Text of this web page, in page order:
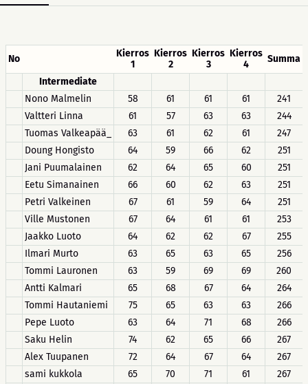
No
Kierros
1
Kierros
2
Kierros
3
Kierros
4
Summa
Intermediate
Nono Malmelin
58 61 61 61
241
Valtteri Linna
61 57 63 63
244
Tuomas Valkeapää_
63 61 62 61
247
Doung Hongisto
64 59 66 62
251
Jani Puumalainen
62 64 65 60
251
Eetu Simanainen
66 60 62 63
251
Petri Valkeinen
67 61 59 64
251
Ville Mustonen
67 64 61 61
253
Jaakko Luoto
64 62 62 67
255
Ilmari Murto
63 65 63 65
256
Tommi Lauronen
63 59 69 69
260
Antti Kalmari
65 68 67 64
264
Tommi Hautaniemi
75 65 63 63
266
Pepe Luoto
63 64 71 68
266
Saku Helin
74 62 65 66
267
Alex Tuupanen
72 64 67 64
267
sami kukkola
65 70 71 61
267